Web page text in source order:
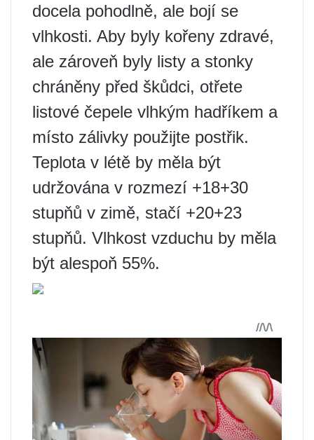
docela pohodlně, ale bojí se
vlhkosti. Aby byly kořeny zdravé,
ale zároveň byly listy a stonky
chráněny před škůdci, otřete
listové čepele vlhkým hadříkem a
místo zálivky použijte postřik.
Teplota v létě by měla být
udržována v rozmezí +18+30
stupňů v zimě, stačí +20+23
stupňů. Vlhkost vzduchu by měla
být alespoň 55%.